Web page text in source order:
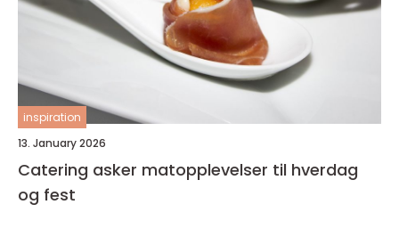
inspiration
13. January 2026
Catering asker matopplevelser til hverdag
og fest